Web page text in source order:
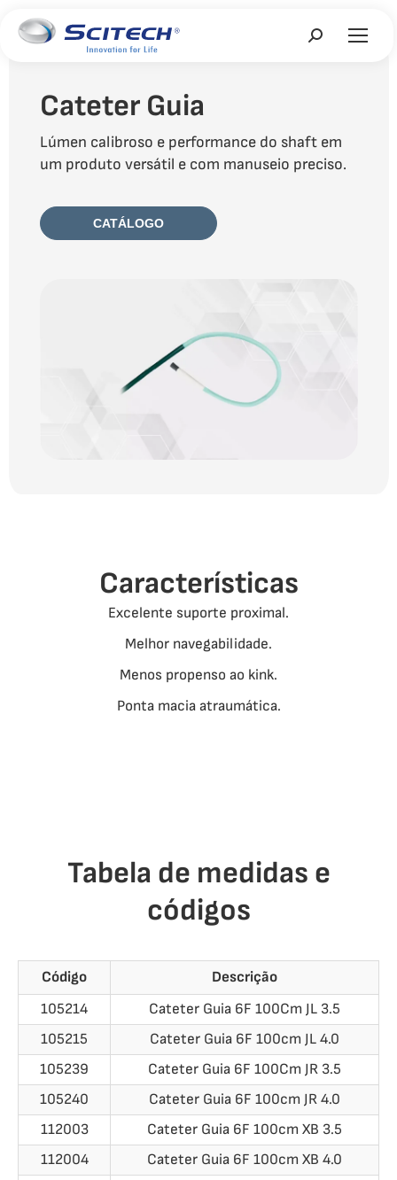
Search:
Cateter Guia
Lúmen calibroso e performance do shaft em
um produto versátil e com manuseio preciso.
CATÁLOGO
Características
Excelente suporte proximal.
Melhor navegabilidade.
Menos propenso ao kink.
Ponta macia atraumática.
Tabela de medidas e
códigos
Código
Descrição
105214
Cateter Guia 6F 100Cm JL 3.5
105215
Cateter Guia 6F 100cm JL 4.0
105239
Cateter Guia 6F 100Cm JR 3.5
105240
Cateter Guia 6F 100cm JR 4.0
112003
Cateter Guia 6F 100cm XB 3.5
112004
Cateter Guia 6F 100cm XB 4.0